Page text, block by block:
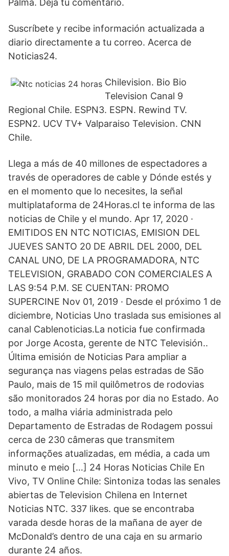
Palma. Deja tu comentario.
Suscríbete y recibe información actualizada a
diario directamente a tu correo. Acerca de
Noticias24.
Chilevision. Bio Bio
Television Canal 9
Regional Chile. ESPN3. ESPN. Rewind TV.
ESPN2. UCV TV+ Valparaiso Television. CNN
Chile.
Llega a más de 40 millones de espectadores a
través de operadores de cable y Dónde estés y
en el momento que lo necesites, la señal
multiplataforma de 24Horas.cl te informa de las
noticias de Chile y el mundo. Apr 17, 2020 ·
EMITIDOS EN NTC NOTICIAS, EMISION DEL
JUEVES SANTO 20 DE ABRIL DEL 2000, DEL
CANAL UNO, DE LA PROGRAMADORA, NTC
TELEVISION, GRABADO CON COMERCIALES A
LAS 9:54 P.M. SE CUENTAN: PROMO
SUPERCINE Nov 01, 2019 · Desde el próximo 1 de
diciembre, Noticias Uno traslada sus emisiones al
canal Cablenoticias.La noticia fue confirmada
por Jorge Acosta, gerente de NTC Televisión..
Última emisión de Noticias Para ampliar a
segurança nas viagens pelas estradas de São
Paulo, mais de 15 mil quilômetros de rodovias
são monitorados 24 horas por dia no Estado. Ao
todo, a malha viária administrada pelo
Departamento de Estradas de Rodagem possui
cerca de 230 câmeras que transmitem
informações atualizadas, em média, a cada um
minuto e meio […] 24 Horas Noticias Chile En
Vivo, TV Online Chile: Sintoniza todas las senales
abiertas de Television Chilena en Internet
Noticias NTC. 337 likes. que se encontraba
varada desde horas de la mañana de ayer de
McDonald’s dentro de una caja en su armario
durante 24 años.